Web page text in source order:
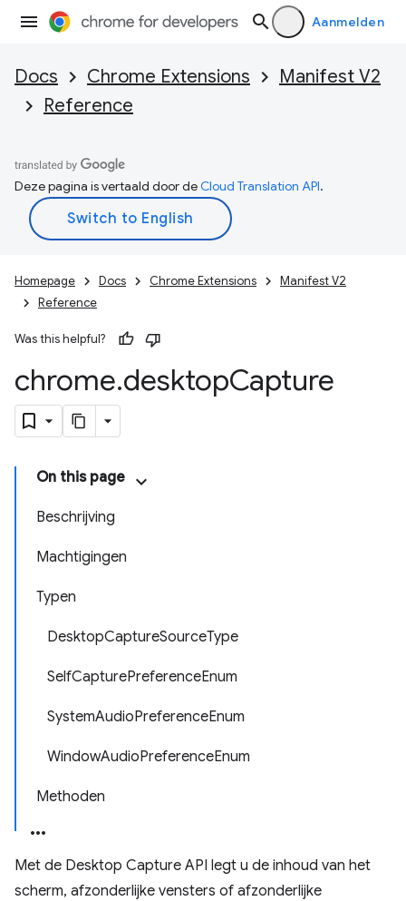
Aanmelden
Docs Chrome Extensions
Manifest V2
Reference
Deze pagina is vertaald door deCloud Translation API.
Homepage Docs Chrome Extensions
Manifest V2
Reference
Was this helpful?
chrome.desktopCapture
On this page
Beschrijving
Machtigingen
Typen
DesktopCaptureSourceType
SelfCapturePreferenceEnum
SystemAudioPreferenceEnum
WindowAudioPreferenceEnum
Methoden
Met de Desktop Capture API legt u de inhoud van het
scherm, afzonderlijke vensters of afzonderlijke